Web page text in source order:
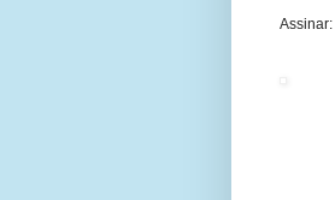
Assinar: